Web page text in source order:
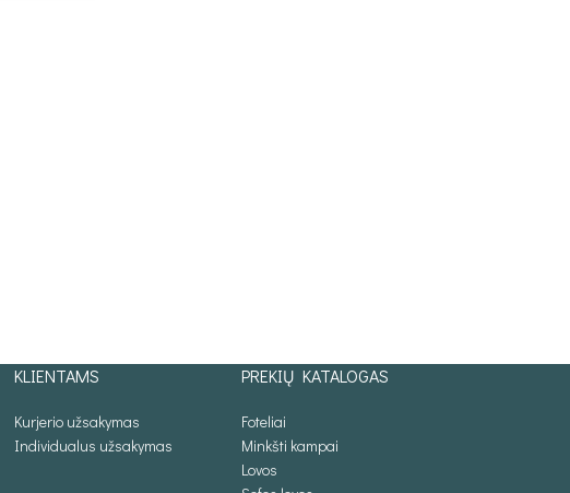
KLIENTAMS
Kurjerio užsakymas
Individualus užsakymas
PREKIŲ KATALOGAS
Foteliai
Minkšti kampai
Lovos